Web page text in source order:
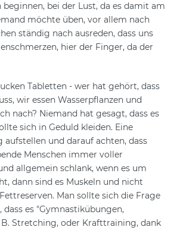
bei der Lust, da es damit am
möchte üben, vor allem nach
ständig nach ausreden, dass uns
hier der Finger, da der
Tabletten - wer hat gehört, dass
wir essen Wasserpflanzen und
nach? Niemand hat gesagt, dass es
sich in Geduld kleiden. Eine
aufstellen und darauf achten, dass
Menschen immer voller
allgemein schlank, wenn es um
dann sind es Muskeln und nicht
Man sollte sich die Frage
es "Gymnastikübungen,
B. Stretching, oder Krafttraining, dank